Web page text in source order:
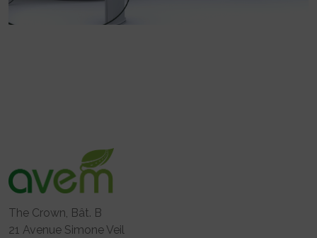
The Crown, Bât. B
21 Avenue Simone Veil